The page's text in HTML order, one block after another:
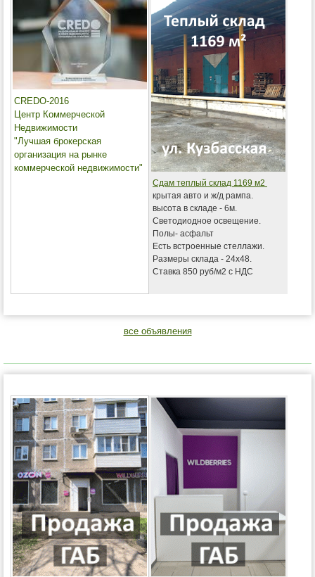
CREDO-2016
Центр Коммерческой
Недвижимости
"Лучшая брокерская
организация на рынке
коммерческой недвижимости"
Сдам теплый склад 1169 м2
крытая авто и ж/д рампа.
высота в складе - 6м.
Светодиодное освещение.
Полы- асфальт
Есть встроенные стеллажи.
Размеры склада - 24х48.
Ставка 850 руб/м2 с НДС
все объявления